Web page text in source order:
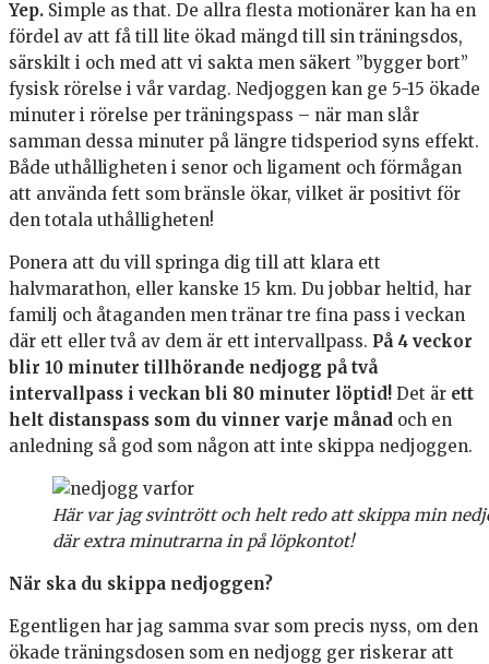
Yep. Simple as that. De allra flesta motionärer kan ha en
fördel av att få till lite ökad mängd till sin träningsdos,
särskilt i och med att vi sakta men säkert ”bygger bort”
fysisk rörelse i vår vardag. Nedjoggen kan ge 5-15 ökade
minuter i rörelse per träningspass – när man slår
samman dessa minuter på längre tidsperiod syns effekt.
Både uthålligheten i senor och ligament och förmågan
att använda fett som bränsle ökar, vilket är positivt för
den totala uthålligheten!
Ponera att du vill springa dig till att klara ett
halvmarathon, eller kanske 15 km. Du jobbar heltid, har
familj och åtaganden men tränar tre fina pass i veckan
där ett eller två av dem är ett intervallpass. På 4 veckor
blir 10 minuter tillhörande nedjogg på två
intervallpass i veckan bli 80 minuter löptid! Det är ett
helt distanspass som du vinner varje månad och en
anledning så god som någon att inte skippa nedjoggen.
Här var jag svintrött och helt redo att skippa min
där extra minutrarna in på löpkontot!
När ska du skippa nedjoggen?
Egentligen har jag samma svar som precis nyss, om den
ökade träningsdosen som en nedjogg ger riskerar att